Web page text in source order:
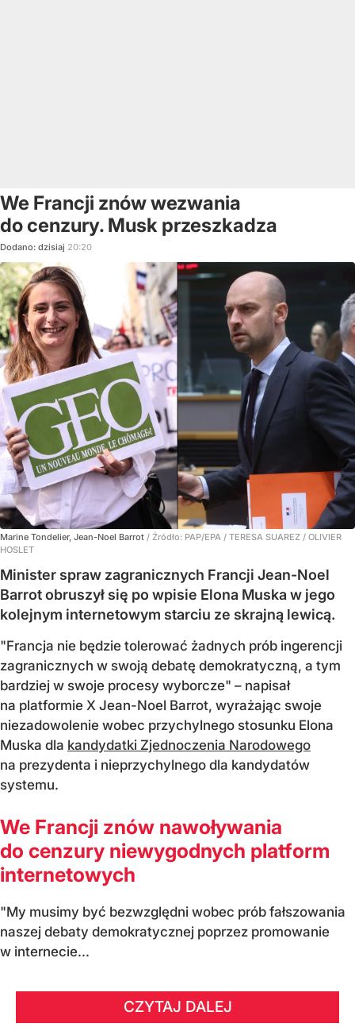
We Francji znów wezwania
do cenzury. Musk przeszkadza
Dodano: dzisiaj 20:20
Marine Tondelier, Jean-Noel Barrot / Źródło: PAP/EPA / TERESA SUAREZ / OLIVIER
HOSLET
Minister spraw zagranicznych Francji Jean-Noel
Barrot obruszył się po wpisie Elona Muska w jego
kolejnym internetowym starciu ze skrajną lewicą.
"Francja nie będzie tolerować żadnych prób ingerencji
zagranicznych w swoją debatę demokratyczną, a tym
bardziej w swoje procesy wyborcze" – napisał
na platformie X Jean-Noel Barrot, wyrażając swoje
niezadowolenie wobec przychylnego stosunku Elona
Muska dla kandydatki Zjednoczenia Narodowego
na prezydenta i nieprzychylnego dla kandydatów
systemu.
We Francji znów nawoływania
do cenzury niewygodnych platform
internetowych
"My musimy być bezwzględni wobec prób fałszowania
naszej debaty demokratycznej poprzez promowanie
w internecie...
CZYTAJ DALEJ